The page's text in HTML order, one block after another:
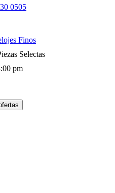
0505
Finos
Selectas
pm